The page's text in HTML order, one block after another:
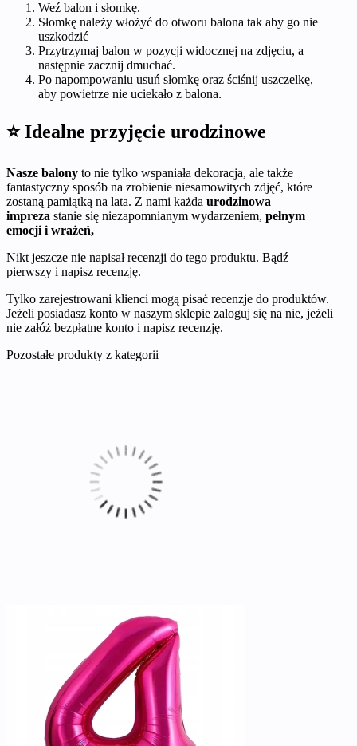
Weź balon i słomkę.
Słomkę należy włożyć do otworu balona tak aby go nie
uszkodzić
Przytrzymaj balon w pozycji widocznej na zdjęciu, a
następnie zacznij dmuchać.
Po napompowaniu usuń słomkę oraz ściśnij uszczelkę,
aby powietrze nie uciekało z balona.
⭐ Idealne przyjęcie urodzinowe
Nasze balony to nie tylko wspaniała dekoracja, ale także
fantastyczny sposób na zrobienie niesamowitych zdjęć, które
zostaną pamiątką na lata. Z nami każda urodzinowa
impreza stanie się niezapomnianym wydarzeniem, pełnym
emocji i wrażeń,
Nikt jeszcze nie napisał recenzji do tego produktu. Bądź
pierwszy i napisz recenzję.
Tylko zarejestrowani klienci mogą pisać recenzje do produktów.
Jeżeli posiadasz konto w naszym sklepie zaloguj się na nie, jeżeli
nie załóż bezpłatne konto i napisz recenzję.
Pozostałe produkty z kategorii